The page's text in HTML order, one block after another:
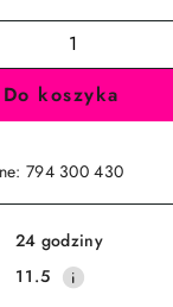
Do koszyka
794 300 430
Wyślij
24 godziny
11.5